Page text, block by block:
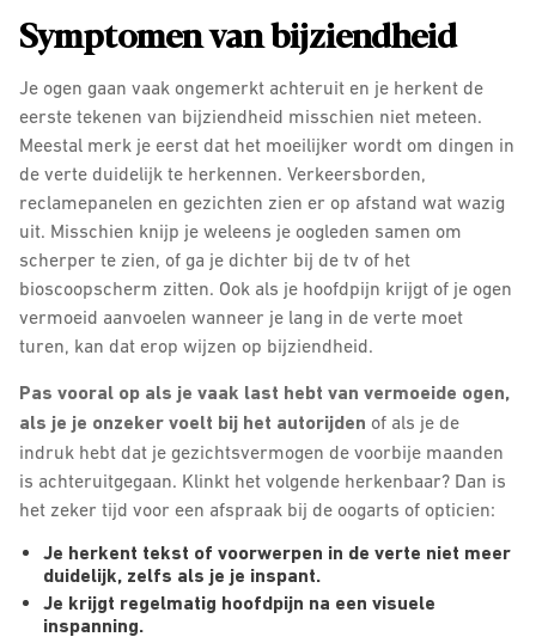
Symptomen van bijziendheid
Je ogen gaan vaak ongemerkt achteruit en je herkent de
eerste tekenen van bijziendheid misschien niet meteen.
Meestal merk je eerst dat het moeilijker wordt om dingen in
de verte duidelijk te herkennen. Verkeersborden,
reclamepanelen en gezichten zien er op afstand wat wazig
uit. Misschien knijp je weleens je oogleden samen om
scherper te zien, of ga je dichter bij de tv of het
bioscoopscherm zitten. Ook als je hoofdpijn krijgt of je ogen
vermoeid aanvoelen wanneer je lang in de verte moet
turen, kan dat erop wijzen op bijziendheid.
Pas vooral op als je vaak last hebt van vermoeide ogen,
als je je onzeker voelt bij het autorijden of als je de
indruk hebt dat je gezichtsvermogen de voorbije maanden
is achteruitgegaan. Klinkt het volgende herkenbaar? Dan is
het zeker tijd voor een afspraak bij de oogarts of opticien:
Je herkent tekst of voorwerpen in de verte niet meer
duidelijk, zelfs als je je inspant.
Je krijgt regelmatig hoofdpijn na een visuele
inspanning.